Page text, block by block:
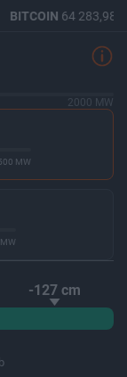
BITCOIN 64 283,98
2000 MW
MW
-127 cm